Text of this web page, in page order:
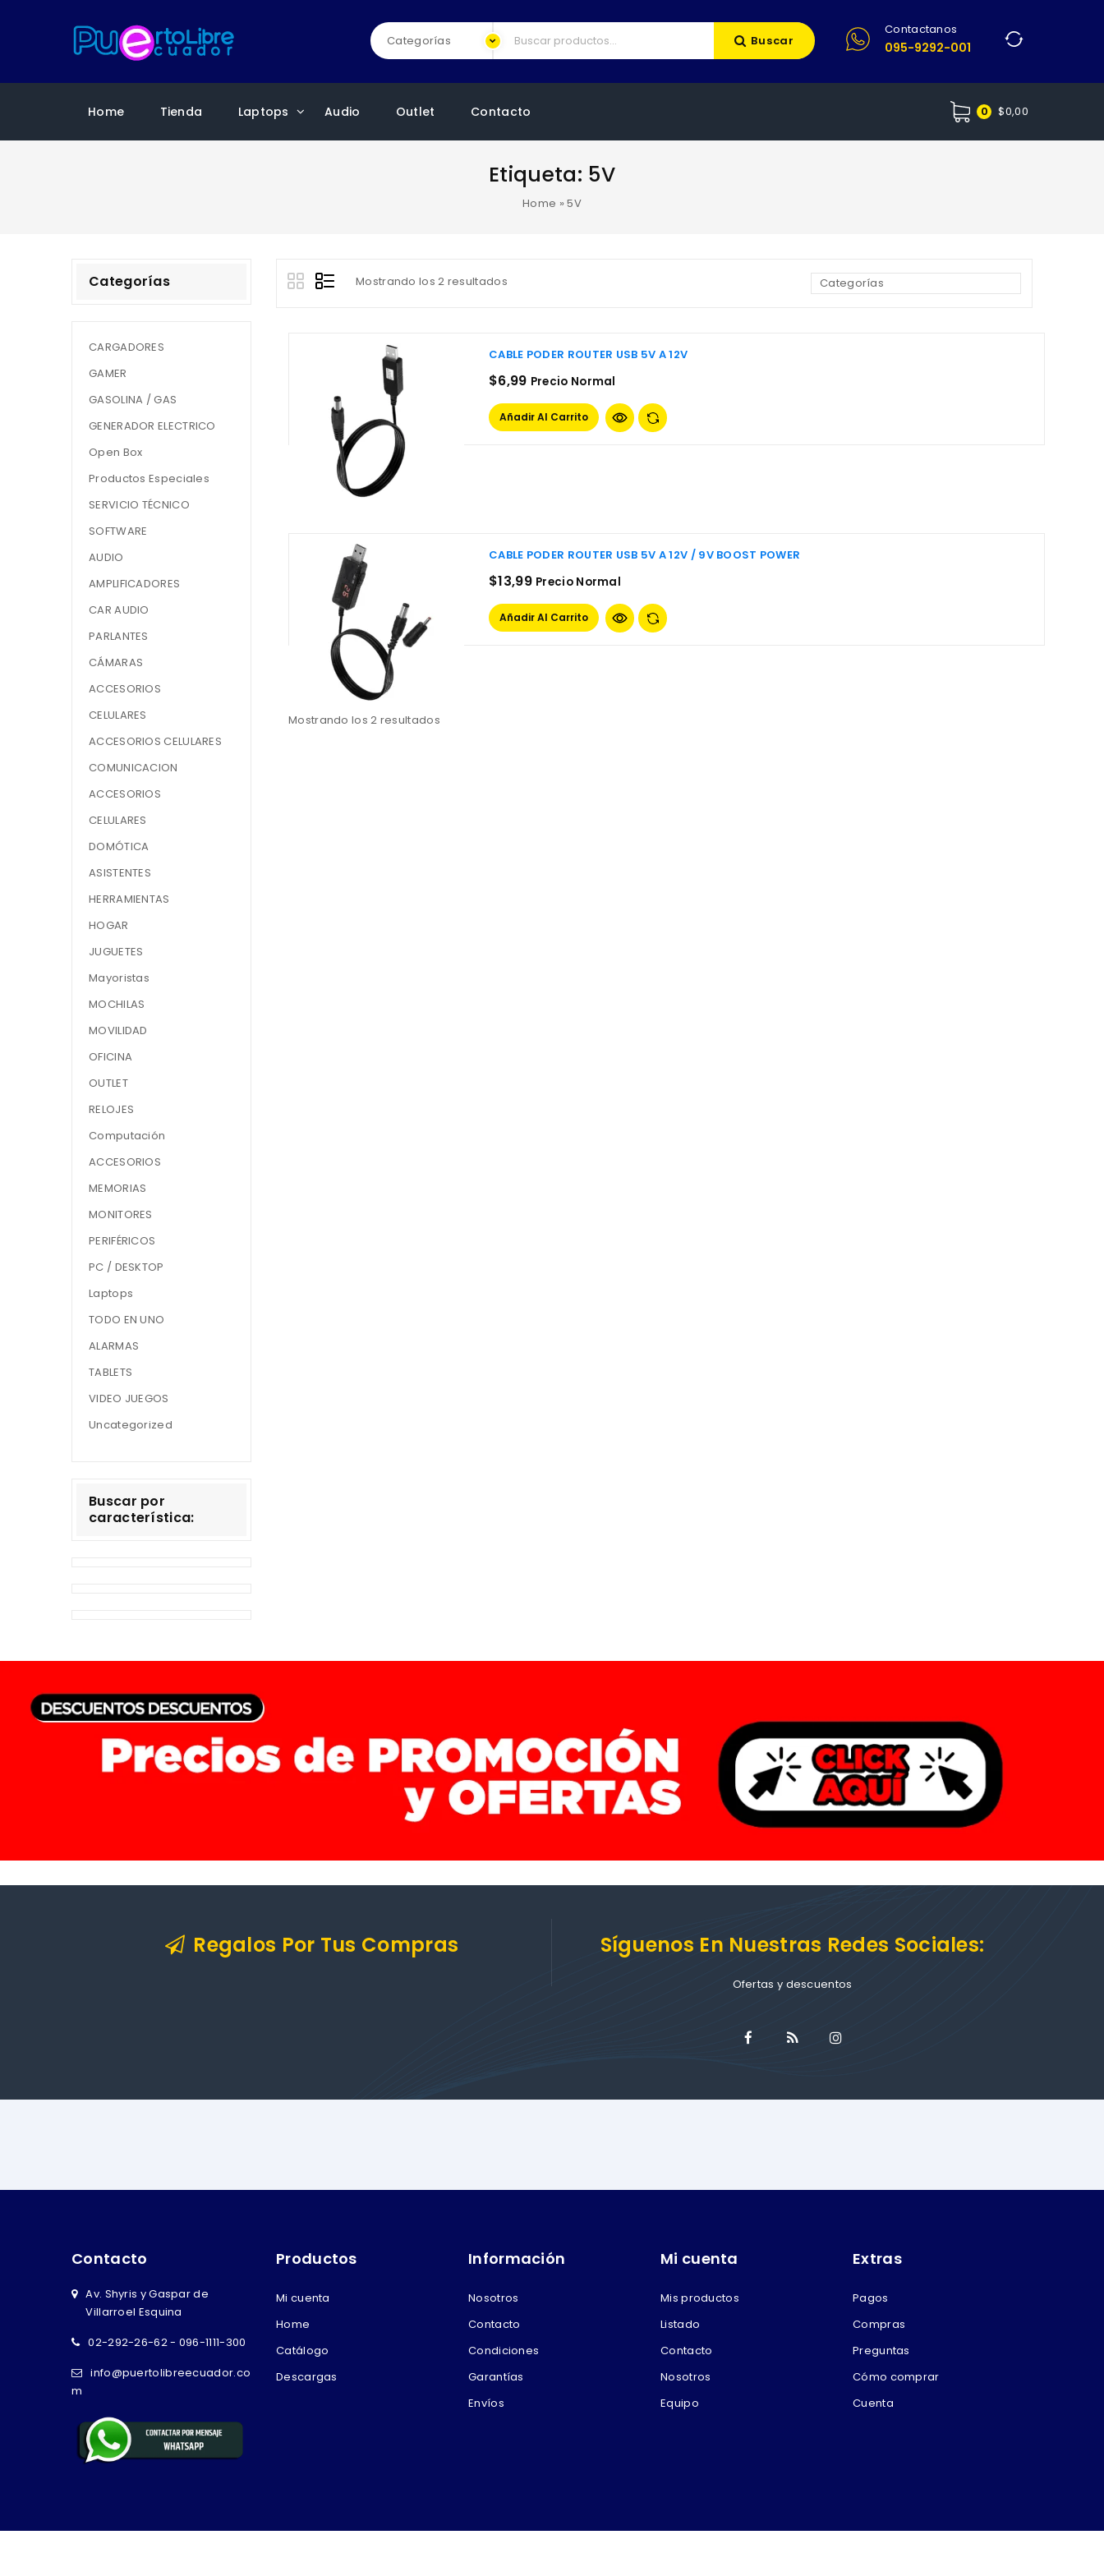
Contactanos
095-9292-001
Buscar
Home Tienda Laptops Audio Outlet Contacto 0 $0,00
Etiqueta: 5V
Home »5V
Mostrando los 2 resultados
CABLE PODER ROUTER USB 5V A 12V
$6,99 Precio Normal
Añadir Al Carrito
CABLE PODER ROUTER USB 5V A 12V / 9V BOOST POWER
$13,99 Precio Normal
Añadir Al Carrito
Mostrando los 2 resultados
Categorías
CARGADORES
GAMER
GASOLINA / GAS
GENERADOR ELECTRICO
Open Box
Productos Especiales
SERVICIO TÉCNICO
SOFTWARE
AUDIO
AMPLIFICADORES
CAR AUDIO
PARLANTES
CÁMARAS
ACCESORIOS
CELULARES
ACCESORIOS CELULARES
COMUNICACION
ACCESORIOS
CELULARES
DOMÓTICA
ASISTENTES
HERRAMIENTAS
HOGAR
JUGUETES
Mayoristas
MOCHILAS
MOVILIDAD
OFICINA
OUTLET
RELOJES
Computación
ACCESORIOS
MEMORIAS
MONITORES
PERIFÉRICOS
PC / DESKTOP
Laptops
TODO EN UNO
ALARMAS
TABLETS
VIDEO JUEGOS
Uncategorized
Buscar por
característica:
Regalos Por Tus Compras Síguenos En Nuestras Redes Sociales:
Ofertas y descuentos
Contacto
Av. Shyris y Gaspar de
Villarroel Esquina
02-292-26-62 - 096-1111-300
info@puertolibreecuador.co
m
Productos
Mi cuenta
Home
Catálogo
Descargas
Información
Nosotros
Contacto
Condiciones
Garantías
Envíos
Mi cuenta
Mis productos
Listado
Contacto
Nosotros
Equipo
Extras
Pagos
Compras
Preguntas
Cómo comprar
Cuenta